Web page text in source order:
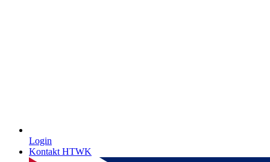
Login
Kontakt HTWK